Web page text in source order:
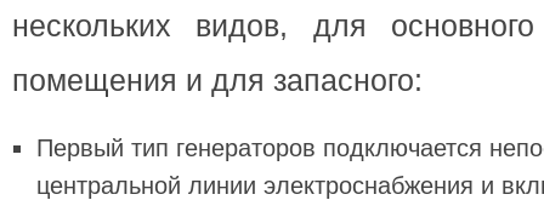
нескольких видов, для
помещения и для запасного:
Первый тип генераторов подключается
центральной линии электроснабжения и